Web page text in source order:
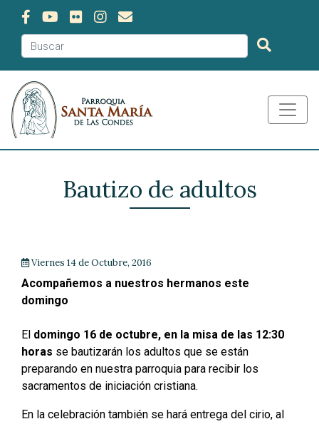
Bautizo de adultos
Viernes 14 de Octubre, 2016
Acompañemos a nuestros hermanos este
domingo
El domingo 16 de octubre, en la misa de las 12:30
horas se bautizarán los adultos que se están
preparando en nuestra parroquia para recibir los
sacramentos de iniciación cristiana.
En la celebración también se hará entrega del cirio, al